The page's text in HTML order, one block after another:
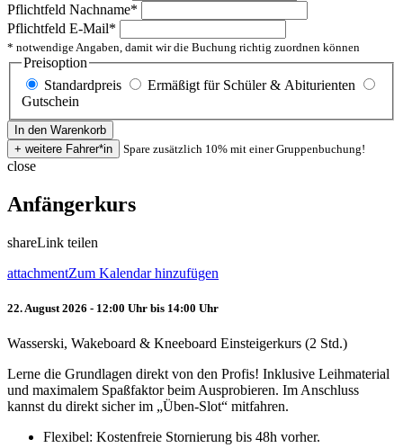
Pflichtfeld Nachname*
Pflichtfeld E-Mail*
* notwendige Angaben, damit wir die Buchung richtig zuordnen können
Preisoption
Standardpreis
Ermäßigt für Schüler & Abiturienten
Gutschein
Spare zusätzlich 10% mit einer Gruppenbuchung!
close
Anfängerkurs
shareLink teilen
attachmentZum Kalendar hinzufügen
22. August 2026 - 12:00 Uhr bis 14:00 Uhr
Wasserski, Wakeboard & Kneeboard Einsteigerkurs (2 Std.)
Lerne die Grundlagen direkt von den Profis! Inklusive Leihmaterial
und maximalem Spaßfaktor beim Ausprobieren. Im Anschluss
kannst du direkt sicher im „Üben-Slot“ mitfahren.
Flexibel: Kostenfreie Stornierung bis 48h vorher.